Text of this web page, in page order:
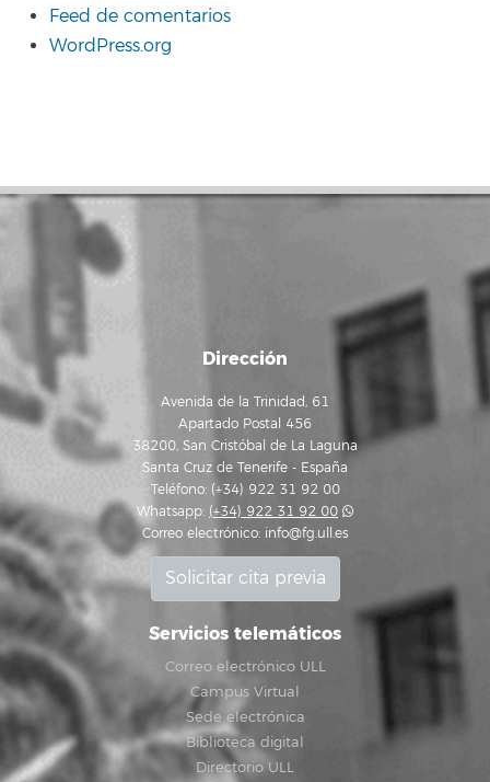
Feed de comentarios
WordPress.org
Dirección
Avenida de la Trinidad, 61
Apartado Postal 456
38200, San Cristóbal de La Laguna
Santa Cruz de Tenerife - España
Teléfono: (+34) 922 31 92 00
Whatsapp: (+34) 922 31 92 00
Correo electrónico: info@fg.ull.es
Solicitar cita previa
Servicios telemáticos
Correo electrónico ULL
Campus Virtual
Sede electrónica
Biblioteca digital
Directorio ULL